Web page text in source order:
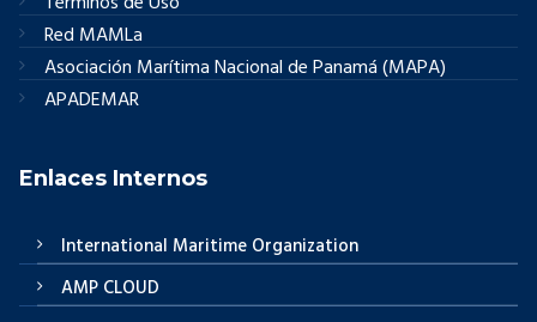
Red MAMLa
Asociación Marítima Nacional de Panamá (MAPA)
APADEMAR
Enlaces Internos
International Maritime Organization
AMP CLOUD